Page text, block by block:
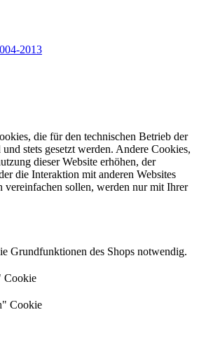
2013
die für den technischen Betrieb der
stets gesetzt werden. Andere Cookies,
dieser Website erhöhen, der
die Interaktion mit anderen Websites
vereinfachen sollen, werden nur mit Ihrer
Grundfunktionen des Shops notwendig.
Cookie
Cookie